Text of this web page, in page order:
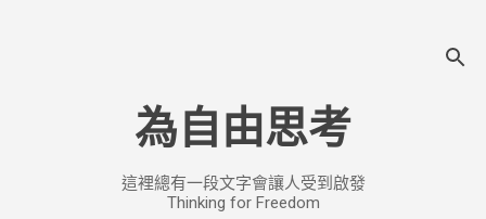
為自由思考
這裡總有一段文字會讓人受到啟發
Thinking for Freedom